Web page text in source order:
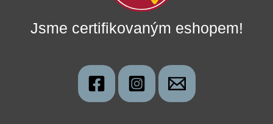
Jsme certifikovaným eshopem!